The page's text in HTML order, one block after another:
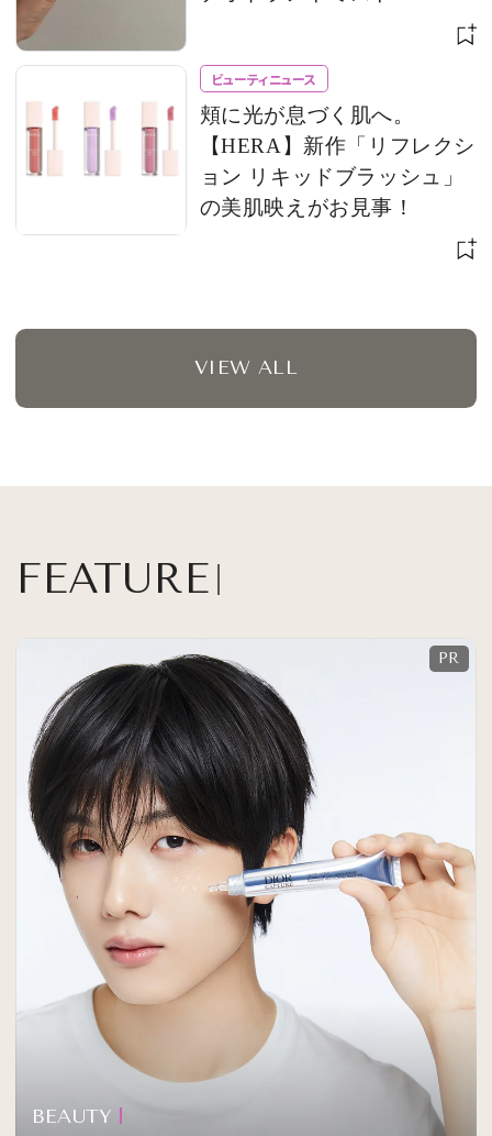
ビューティニュース
頬に光が息づく肌へ。
【HERA】新作「リフレクシ
ョン リキッドブラッシュ」
の美肌映えがお見事！
VIEW ALL
FEATURE
BEAUTY